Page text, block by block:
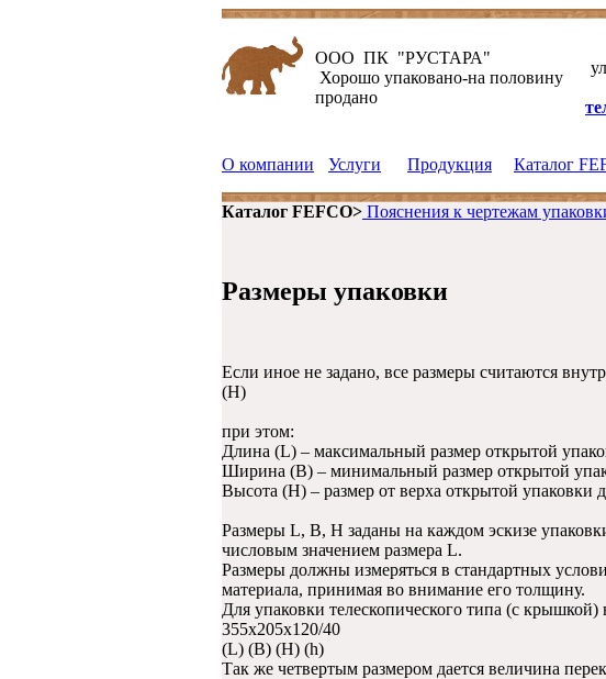
ООО ПК "РУСТАРА"
Хорошо упаковано-на половину
продано
О компании Услуги Продукция Каталог
Каталог FEFCO> Пояснения к чертежам
Размеры упаковки
Если иное не задано, все размеры считаются
(H)
при этом:
Длина (L) – максимальный размер открытой
Ширина (B) – минимальный размер открытой
Высота (H) – размер от верха открытой упаковки
Размеры L, B, H заданы на каждом эскизе
числовым значением размера L.
Размеры должны измеряться в стандартных
материала, принимая во внимание его толщину.
Для упаковки телескопического типа (с
355х205х120/40
(L) (B) (H) (h)
Так же четвертым размером дается величина